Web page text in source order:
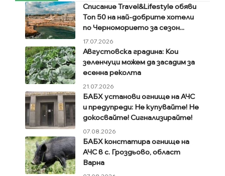
Списание Travel&Lifestyle обяви
Топ 50 на най-добрите хотели
по Черноморието за сезон...
17.07.2026
Августовска градина: Кои
зеленчуци можем да засадим за
есенна реколта
21.07.2026
БАБХ установи огнище на АЧС
и предупреди: Не купувайте! Не
докосвайте! Сигнализирайте!
07.08.2026
БАБХ констатира огнище на
АЧС в с. Гроздьово, област
Варна